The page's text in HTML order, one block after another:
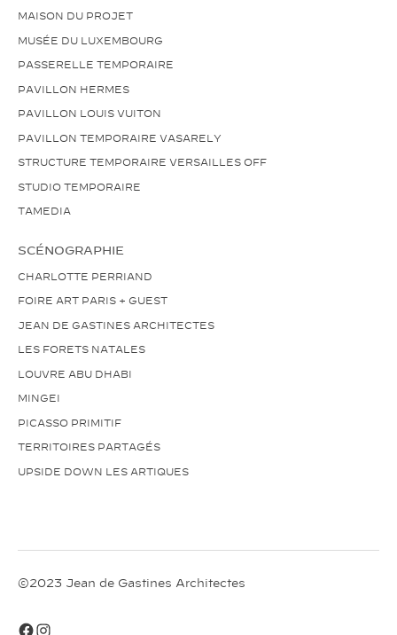
MAISON DU PROJET
MUSÉE DU LUXEMBOURG
PASSERELLE TEMPORAIRE
PAVILLON HERMES
PAVILLON LOUIS VUITON
PAVILLON TEMPORAIRE VASARELY
STRUCTURE TEMPORAIRE VERSAILLES OFF
STUDIO TEMPORAIRE
TAMEDIA
SCÉNOGRAPHIE
CHARLOTTE PERRIAND
FOIRE ART PARIS + GUEST
JEAN DE GASTINES ARCHITECTES
LES FORETS NATALES
LOUVRE ABU DHABI
MINGEI
PICASSO PRIMITIF
TERRITOIRES PARTAGÉS
UPSIDE DOWN LES ARTIQUES
©2023 Jean de Gastines Architectes